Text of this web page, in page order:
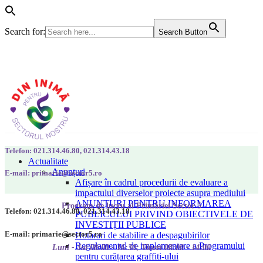
Search for: Search Button
Actualitate
Anunțuri
Afișare în cadrul procedurii de evaluare a
impactului diverselor proiecte asupra mediului
ANUNȚURI PENTRU INFORMAREA
PUBLICULUI PRIVIND OBIECTIVELE DE
INVESTIȚII PUBLICE
Hotarari de stabilire a despagubirilor
Regulamentul de implementare a Programului
pentru curățarea graffiti-ului
Telefon: 021.314.46.80, 021.314.43.18
E-mail: primarie@sector5.ro
Program de lucru al Primăriei Sector 5
Luni - Joi 08:00 - 16:30; Vineri 08:00 - 14:00
Telefon: 021.314.46.80, 021.314.43.18
E-mail: primarie@sector5.ro